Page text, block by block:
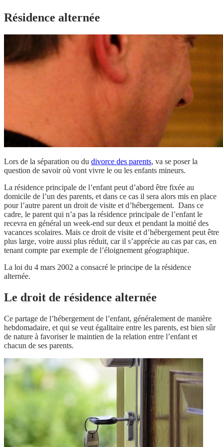
Résidence alternée
Lors de la séparation ou du divorce des parents, va se poser la
question de savoir où vont vivre le ou les enfants mineurs.
La résidence principale de l’enfant peut d’abord être fixée au
domicile de l’un des parents, et dans ce cas il sera alors mis en place
pour l’autre parent un droit de visite et d’hébergement. Dans ce
cadre, le parent qui n’a pas la résidence principale de l’enfant le
recevra en général un week-end sur deux et pendant la moitié des
vacances scolaires. Mais ce droit de visite et d’hébergement peut être
plus large, voire aussi plus réduit, car il s’apprécie au cas par cas, en
tenant compte par exemple de l’éloignement géographique.
La loi du 4 mars 2002 a consacré le principe de la résidence
alternée.
Le droit de résidence alternée
Ce partage de l’hébergement de l’enfant, généralement de manière
hebdomadaire, et qui se veut égalitaire entre les parents, est bien sûr
de nature à favoriser le maintien de la relation entre l’enfant et
chacun de ses parents.